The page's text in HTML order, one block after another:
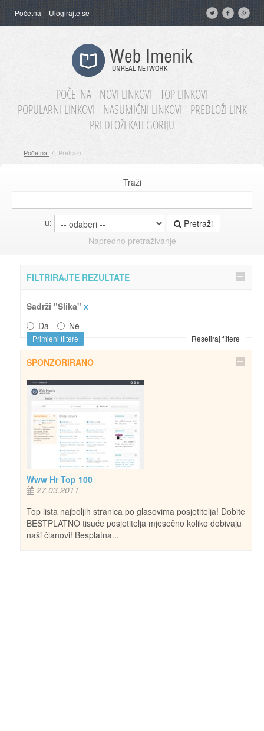
Početna Ulogirajte se
POČETNA NOVI LINKOVI TOP LINKOVI
POPULARNI LINKOVI
NASUMIČNI LINKOVI
PREDLOŽI LINK
PREDLOŽI KATEGORIJU
Početna / Pretraži
Traži
u:
Pretraži
Napredno pretraživanje
FILTRIRAJTE REZULTATE
Sadrži "Slika" x
Da
Ne
Resetiraj filtere
Primjeni filtere
SPONZORIRANO
Www Hr Top 100
27.03.2011.
Top lista najboljih stranica po glasovima posjetitelja! Dobite
BESTPLATNO tisuće posjetitelja mjesečno koliko dobivaju
naši članovi! Besplatna...